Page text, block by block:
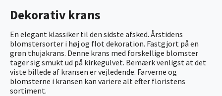
Dekorativ krans
En elegant klassiker til den sidste afsked. Årstidens
blomstersorter i høj og flot dekoration. Fastgjort på en
grøn thujakrans. Denne krans med forskellige blomster
tager sig smukt ud på kirkegulvet. Bemærk venligst at det
viste billede af kransen er vejledende. Farverne og
blomsterne i kransen kan variere alt efter floristens
sortiment.